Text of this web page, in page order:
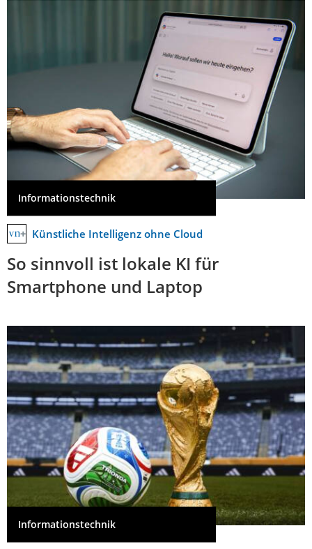
Informationstechnik
Künstliche Intelligenz ohne Cloud
So sinnvoll ist lokale KI für
Smartphone und Laptop
Informationstechnik